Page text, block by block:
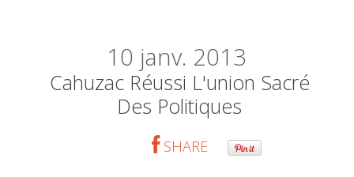
10 janv. 2013
Cahuzac Réussi L'union Sacré
Des Politiques
SHARE